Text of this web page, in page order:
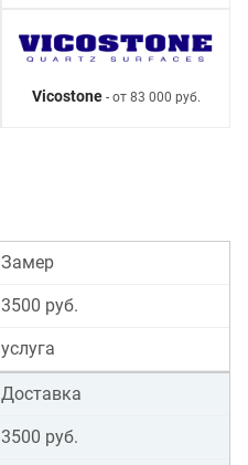
Vicostone- от 83 000 руб.
Замер
3500 руб.
услуга
Доставка
3500 руб.